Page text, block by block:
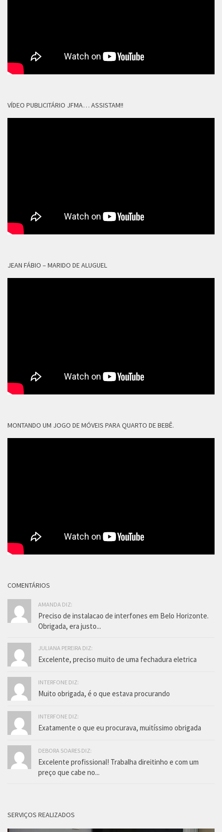
VÍDEO PUBLICITÁRIO JFMA… ASSISTAM!!
JEAN FÁBIO – MARIDO DE ALUGUEL
MONTANDO UM JOGO DE MÓVEIS PARA QUARTO DE BEBÊ.
COMENTÁRIOS
AMANDA DIZ:
Preciso de instalacao de interfones em Belo Horizonte.
Obrigada, era justo...
JULIANA PEREIRA DIZ:
Excelente, preciso muito de uma fechadura eletrica
INTERFONE DIZ:
Muito obrigada, é o que estava procurando
INTERFONE DIZ:
Exatamente o que eu procurava, muitíssimo obrigada
DEBORA SOARES DIZ:
Excelente profissional! Trabalha direitinho e com um
preço que cabe no...
SERVIÇOS REALIZADOS